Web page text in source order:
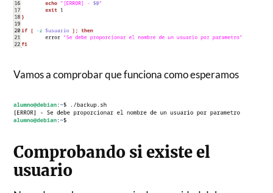
Vamos a comprobar que funciona como esperamos
Comprobando si existe el
usuario